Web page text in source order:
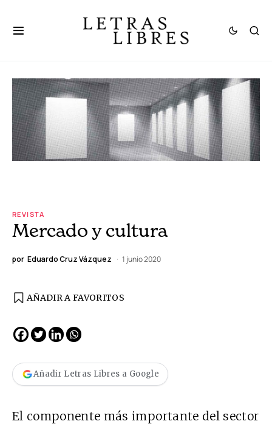
REVISTA
Mercado y cultura
por Eduardo Cruz Vázquez 1 junio 2020
AÑADIR A FAVORITOS
Añadir Letras Libres a Google
El componente más importante del sector